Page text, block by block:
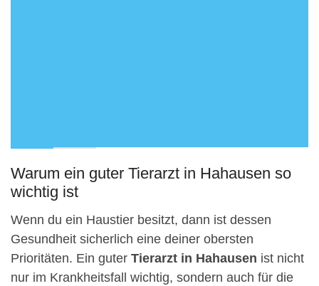
Warum ein guter Tierarzt in Hahausen so
wichtig ist
Wenn du ein Haustier besitzt, dann ist dessen
Gesundheit sicherlich eine deiner obersten
Prioritäten. Ein guter Tierarzt in Hahausen ist nicht
nur im Krankheitsfall wichtig, sondern auch für die